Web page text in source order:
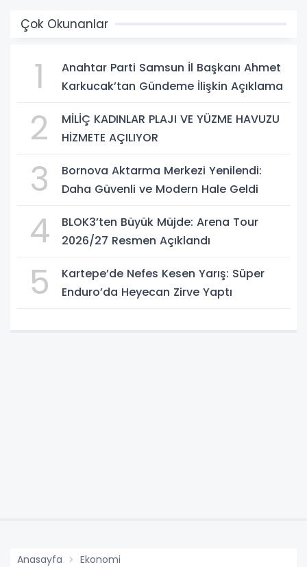
Çok Okunanlar
1
Anahtar Parti Samsun İl Başkanı Ahmet
Karkucak’tan Gündeme İlişkin Açıklama
2
MİLİÇ KADINLAR PLAJI VE YÜZME HAVUZU
HİZMETE AÇILIYOR
3
Bornova Aktarma Merkezi Yenilendi:
Daha Güvenli ve Modern Hale Geldi
4
BLOK3’ten Büyük Müjde: Arena Tour
2026/27 Resmen Açıklandı
5
Kartepe’de Nefes Kesen Yarış: Süper
Enduro’da Heyecan Zirve Yaptı
Anasayfa Ekonomi